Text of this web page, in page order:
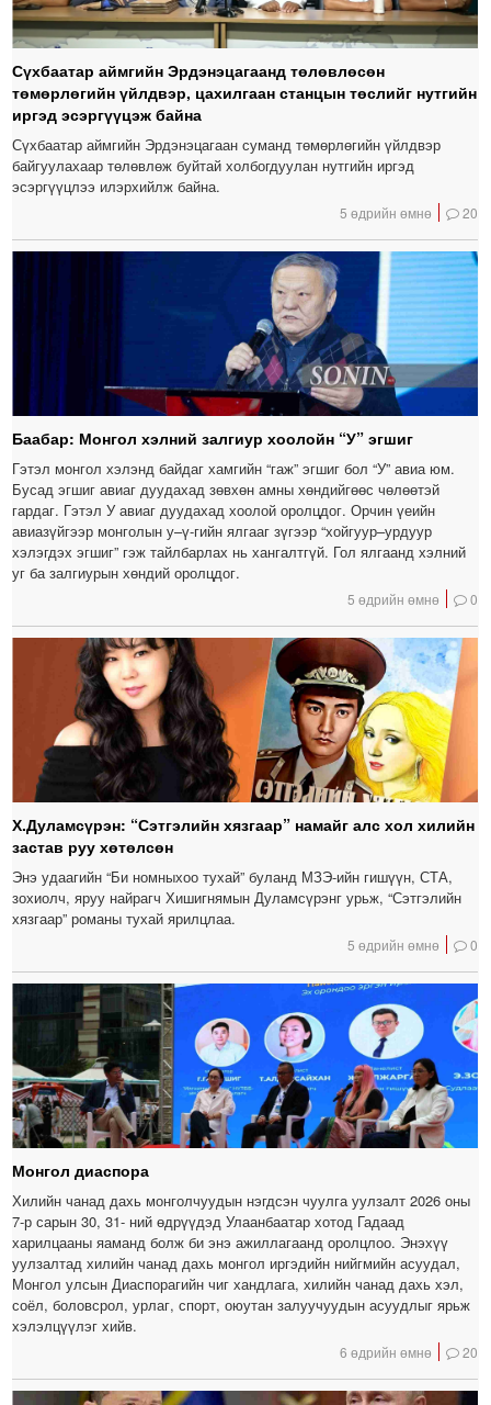
Сүхбаатар аймгийн Эрдэнэцагаанд төлөвлөсөн
төмөрлөгийн үйлдвэр, цахилгаан станцын төслийг нутгийн
иргэд эсэргүүцэж байна
Сүхбаатар аймгийн Эрдэнэцагаан суманд төмөрлөгийн үйлдвэр
байгуулахаар төлөвлөж буйтай холбогдуулан нутгийн иргэд
эсэргүүцлээ илэрхийлж байна.
5 өдрийн өмнө 20
Баабар: Монгол хэлний залгиур хоолойн “У” эгшиг
Гэтэл монгол хэлэнд байдаг хамгийн “гаж” эгшиг бол “У” авиа юм.
Бусад эгшиг авиаг дуудахад зөвхөн амны хөндийгөөс чөлөөтэй
гардаг. Гэтэл У авиаг дуудахад хоолой оролцдог. Орчин үеийн
авиазүйгээр монголын у–ү-гийн ялгааг зүгээр “хойгуур–урдуур
хэлэгдэх эгшиг” гэж тайлбарлах нь хангалтгүй. Гол ялгаанд хэлний
уг ба залгиурын хөндий оролцдог.
5 өдрийн өмнө 0
Х.Дуламсүрэн: “Сэтгэлийн хязгаар” намайг алс хол хилийн
застав руу хөтөлсөн
Энэ удаагийн “Би номныхоо тухай” буланд МЗЭ-ийн гишүүн, СТА,
зохиолч, яруу найрагч Хишигнямын Дуламсүрэнг урьж, “Сэтгэлийн
хязгаар” романы тухай ярилцлаа.
5 өдрийн өмнө 0
Монгол диаспора
Хилийн чанад дахь монголчуудын нэгдсэн чуулга уулзалт 2026 оны
7-р сарын 30, 31- ний өдрүүдэд Улаанбаатар хотод Гадаад
харилцааны яаманд болж би энэ ажиллагаанд оролцлоо. Энэхүү
уулзалтад хилийн чанад дахь монгол иргэдийн нийгмийн асуудал,
Монгол улсын Диаспорагийн чиг хандлага, хилийн чанад дахь хэл,
соёл, боловсрол, урлаг, спорт, оюутан залуучуудын асуудлыг ярьж
хэлэлцүүлэг хийв.
6 өдрийн өмнө 20